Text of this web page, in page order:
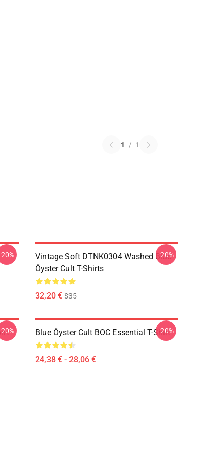
1 / 1
Vintage Soft DTNK0304 Washed Blue
Öyster Cult T-Shirts
32,20 € $35
-20%
Blue Öyster Cult BOC Essential T-Shirt
24,38 € - 28,06 €
-20%